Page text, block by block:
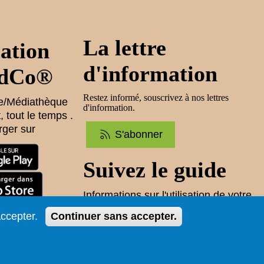
Médiathèque
tout le temps .
sur
La lettre
d'information
Restez informé, souscrivez à nos lettres
d'information.
S'abonner
Suivez le guide
Informations sur l'utilisation de votre
compte adhérent
Continuer sans accepter.